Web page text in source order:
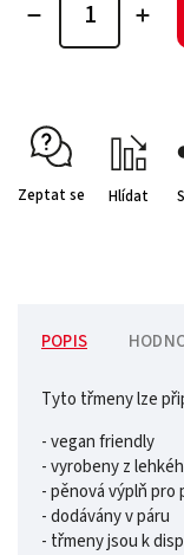
Zeptat se Hlídat
POPIS
Tyto třmeny lze
- vegan friendly
- vyrobeny z
- pěnová výplň
- dodávány v páru
- třmeny jsou k